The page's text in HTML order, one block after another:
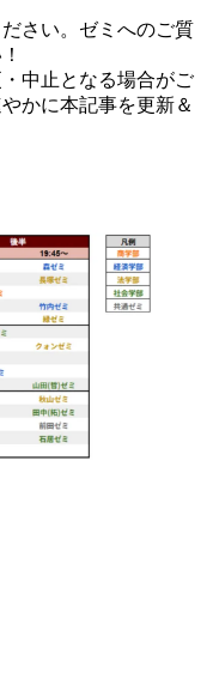
さい。ゼミへのご質
中止となる場合がご
かに本記事を更新＆